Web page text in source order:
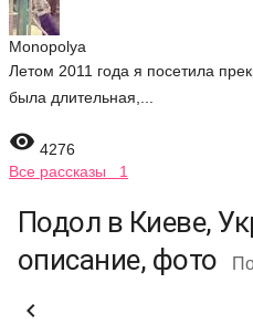
Monopolya
Летом 2011 года я посетила
была длительная,...
 4276
Все рассказы 1
Подол в Киеве,
описание, фото
